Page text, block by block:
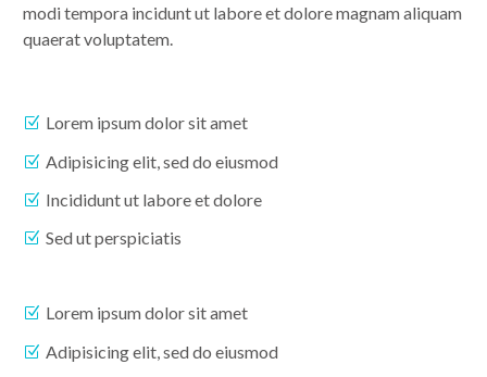
modi tempora incidunt ut labore et dolore magnam aliquam
quaerat voluptatem.
Lorem ipsum dolor sit amet
Adipisicing elit, sed do eiusmod
Incididunt ut labore et dolore
Sed ut perspiciatis
Lorem ipsum dolor sit amet
Adipisicing elit, sed do eiusmod